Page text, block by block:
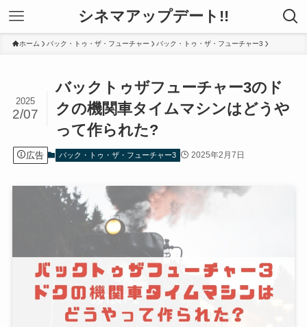
シネマアップデート!!
ホーム バック・トゥ・ザ・フューチャー バック・トゥ・ザ・フューチャー3
バックトゥザフューチャー3のド
クの機関車タイムマシンはどうや
って作られた?
2025
2/07
広告 バック・トゥ・ザ・フューチャー3 2025年2月7日